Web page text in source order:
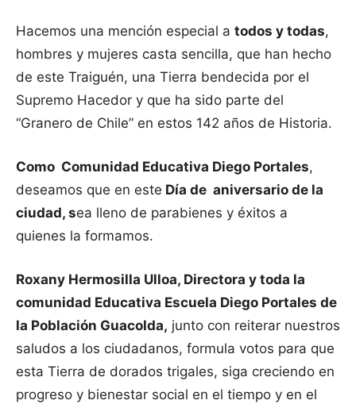
Hacemos una mención especial a todos y todas,
hombres y mujeres casta sencilla, que han hecho
de este Traiguén, una Tierra bendecida por el
Supremo Hacedor y que ha sido parte del
“Granero de Chile” en estos 142 años de Historia.
Como Comunidad Educativa Diego Portales,
deseamos que en este Día de aniversario de la
ciudad, sea lleno de parabienes y éxitos a
quienes la formamos.
Roxany Hermosilla Ulloa, Directora y toda la
comunidad Educativa Escuela Diego Portales de
la Población Guacolda, junto con reiterar nuestros
saludos a los ciudadanos, formula votos para que
esta Tierra de dorados trigales, siga creciendo en
progreso y bienestar social en el tiempo y en el